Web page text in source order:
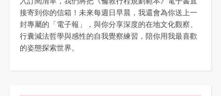
接寄到你的信箱！未來每週日早晨，我還會為你送上一
封專屬的「電子報」，與你分享深度的在地文化觀察、
行囊減法哲學與感性的自我覺察練習，陪你用我最喜歡
的姿態探索世界。